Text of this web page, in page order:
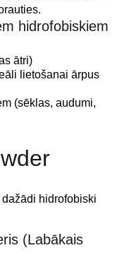
hidrofobiskiem
ātri)
lietošanai ārpus
(sēklas, audumi,
hidrofobiski
(Labākais